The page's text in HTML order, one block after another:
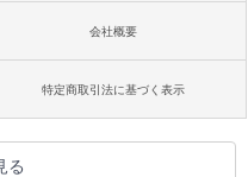
会社概要
特定商取引法に基づく表示
る